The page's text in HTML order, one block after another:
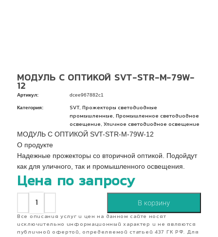
МОДУЛЬ С ОПТИКОЙ SVT-STR-M-79W-
12
Артикул: dcee967882c1
Категория: SVT,
Прожекторы светодиодные
промышленные
Промышленное светодиодное
освещение
Уличное светодиодное освещение
МОДУЛЬ С ОПТИКОЙ SVT-STR-M-79W-12
О продукте
Надежные прожекторы со вторичной оптикой. Подойдут
как для уличного, так и промышленного освещения.
Цена по запросу
В корзину
Все описания услуг и цен на данном сайте носят
исключительно информационный характер и не являются
публичной офертой, определяемой статьей 437 ГК РФ. Для